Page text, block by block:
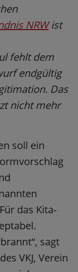
NRWist
fehlt dem
endgültig
Das
nicht mehr
soll ein
das Kita-
sagt
VKJ, Verein